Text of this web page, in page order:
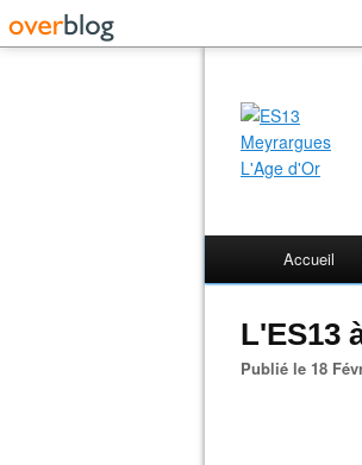
Accueil
L'ES13
Publié le 18